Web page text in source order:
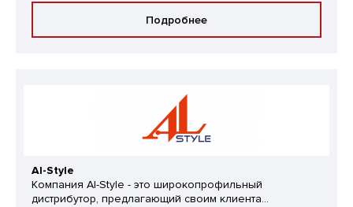
Подробнее
Al-Style
Компания Al-Style - это широкопрофильный
дистрибутор, предлагающий своим клиента...